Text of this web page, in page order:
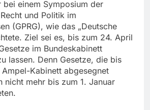
bei einem Symposium der
und Politik im
(GPRG), wie das „Deutsche
Ziel sei es, bis zum 24. April
im Bundeskabinett
lassen. Denn Gesetze, die bis
Kabinett abgesegnet
nicht mehr bis zum 1. Januar